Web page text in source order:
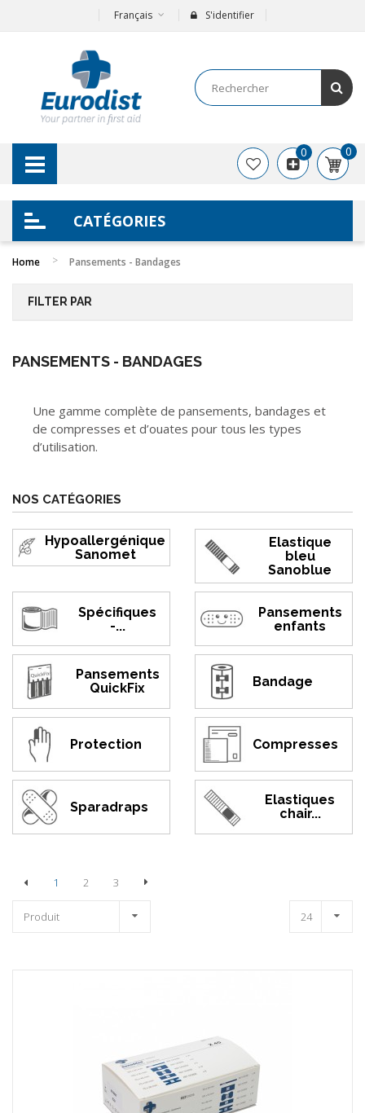
Français S'identifier
CATÉGORIES
0
0
Home Pansements - Bandages
FILTER PAR
PANSEMENTS - BANDAGES
Une gamme complète de pansements, bandages et
de compresses et d’ouates pour tous les types
d’utilisation.
NOS CATÉGORIES
Hypoallergénique
Sanomet
Elastique
bleu
Sanoblue
Spécifiques
-...
Pansements
enfants
Pansements
QuickFix
Bandage
Protection Compresses
Sparadraps
Elastiques
chair...
1 2 3
Produit 24